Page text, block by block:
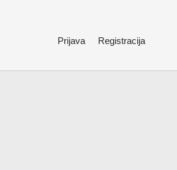
Prijava Registracija